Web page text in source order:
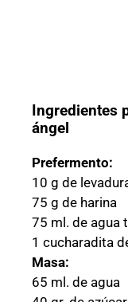
Ingredientes
ángel
Prefermento:
10 g de
75 g de harina
75 ml. de agua
1 cucharadita
Masa:
65 ml. de agua